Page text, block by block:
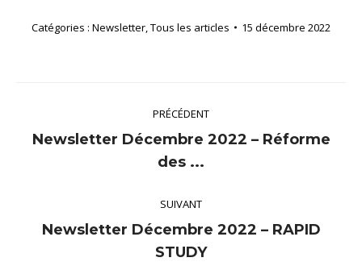
Catégories : Newsletter,Tous les articles 15 décembre 2022
PRÉCÉDENT
Article
précédent
Newsletter Décembre 2022 – Réforme
des ...
SUIVANT
Article
suivant
Newsletter Décembre 2022 – RAPID
STUDY